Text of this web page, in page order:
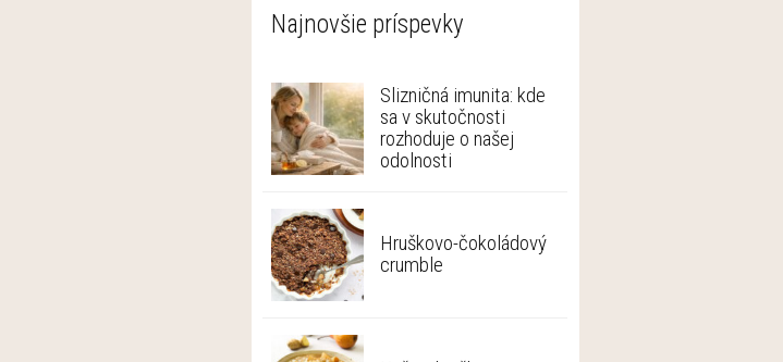
Najnovšie príspevky
Slizničná imunita: kde
sa v skutočnosti
rozhoduje o našej
odolnosti
Hruškovo-čokoládový
crumble